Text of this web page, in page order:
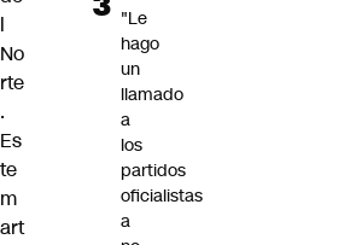
l
No
rte
.
Es
te
m
art
"Le
hago
un
llamado
a
los
partidos
oficialistas
a